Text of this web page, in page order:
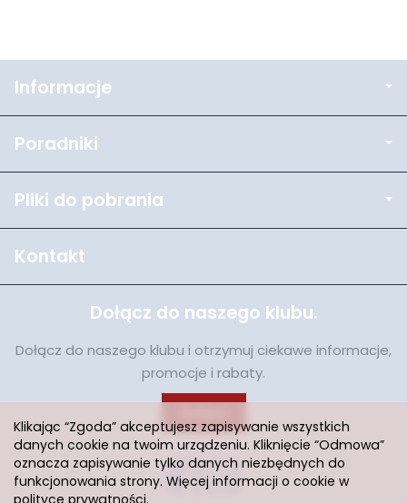
Informacje
Poradniki
Pliki do pobrania
Kontakt
Dołącz do naszego klubu.
Dołącz do naszego klubu i otrzymuj ciekawe informacje,
promocje i rabaty.
Klikając “Zgoda” akceptujesz zapisywanie wszystkich
danych cookie na twoim urządzeniu. Kliknięcie “Odmowa”
oznacza zapisywanie tylko danych niezbędnych do
funkcjonowania strony. Więcej informacji o cookie w
polityce prywatności.